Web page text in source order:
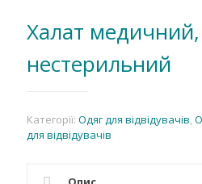
Халат медичний,
нестерильний
Категорії: Одяг для відвідувачів,
для відвідувачів